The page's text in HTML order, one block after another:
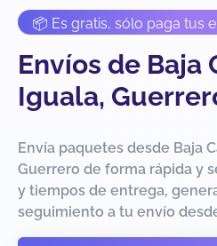
📦 Es gratis, sólo paga tus
Envíos de Baja
Iguala,
Envía paquetes desde Baja
Guerrero de forma rápida y
y tiempos de entrega,
seguimiento a tu envío